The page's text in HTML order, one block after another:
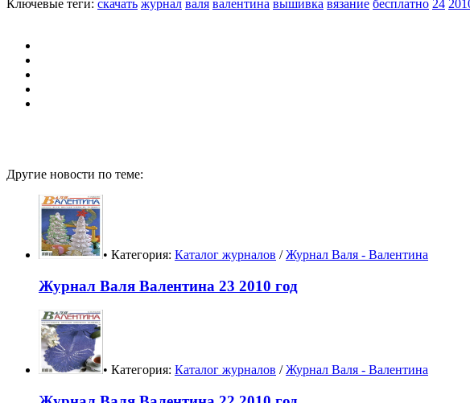
Ключевые теги: скачать журнал валя валентина вышивка вязание бесплатно 24
Другие новости по теме:
• Категория: Каталог журналов /Журнал Валя - Валентина
Журнал Валя Валентина 23 2010 год
• Категория: Каталог журналов /Журнал Валя - Валентина